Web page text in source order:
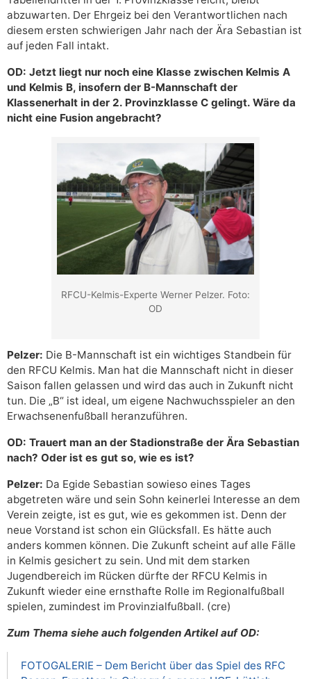
abzuwarten. Der Ehrgeiz bei den Verantwortlichen nach
diesem ersten schwierigen Jahr nach der Ära Sebastian ist
auf jeden Fall intakt.
OD: Jetzt liegt nur noch eine Klasse zwischen Kelmis A
und Kelmis B, insofern der B-Mannschaft der
Klassenerhalt in der 2. Provinzklasse C gelingt. Wäre da
nicht eine Fusion angebracht?
RFCU-Kelmis-Experte Werner Pelzer. Foto:
OD
Pelzer: Die B-Mannschaft ist ein wichtiges Standbein für
den RFCU Kelmis. Man hat die Mannschaft nicht in dieser
Saison fallen gelassen und wird das auch in Zukunft nicht
tun. Die „B“ ist ideal, um eigene Nachwuchsspieler an den
Erwachsenenfußball heranzuführen.
OD: Trauert man an der Stadionstraße der Ära Sebastian
nach? Oder ist es gut so, wie es ist?
Pelzer: Da Egide Sebastian sowieso eines Tages
abgetreten wäre und sein Sohn keinerlei Interesse an dem
Verein zeigte, ist es gut, wie es gekommen ist. Denn der
neue Vorstand ist schon ein Glücksfall. Es hätte auch
anders kommen können. Die Zukunft scheint auf alle Fälle
in Kelmis gesichert zu sein. Und mit dem starken
Jugendbereich im Rücken dürfte der RFCU Kelmis in
Zukunft wieder eine ernsthafte Rolle im Regionalfußball
spielen, zumindest im Provinzialfußball. (cre)
Zum Thema siehe auch folgenden Artikel auf OD:
FOTOGALERIE – Dem Bericht über das Spiel des RFC